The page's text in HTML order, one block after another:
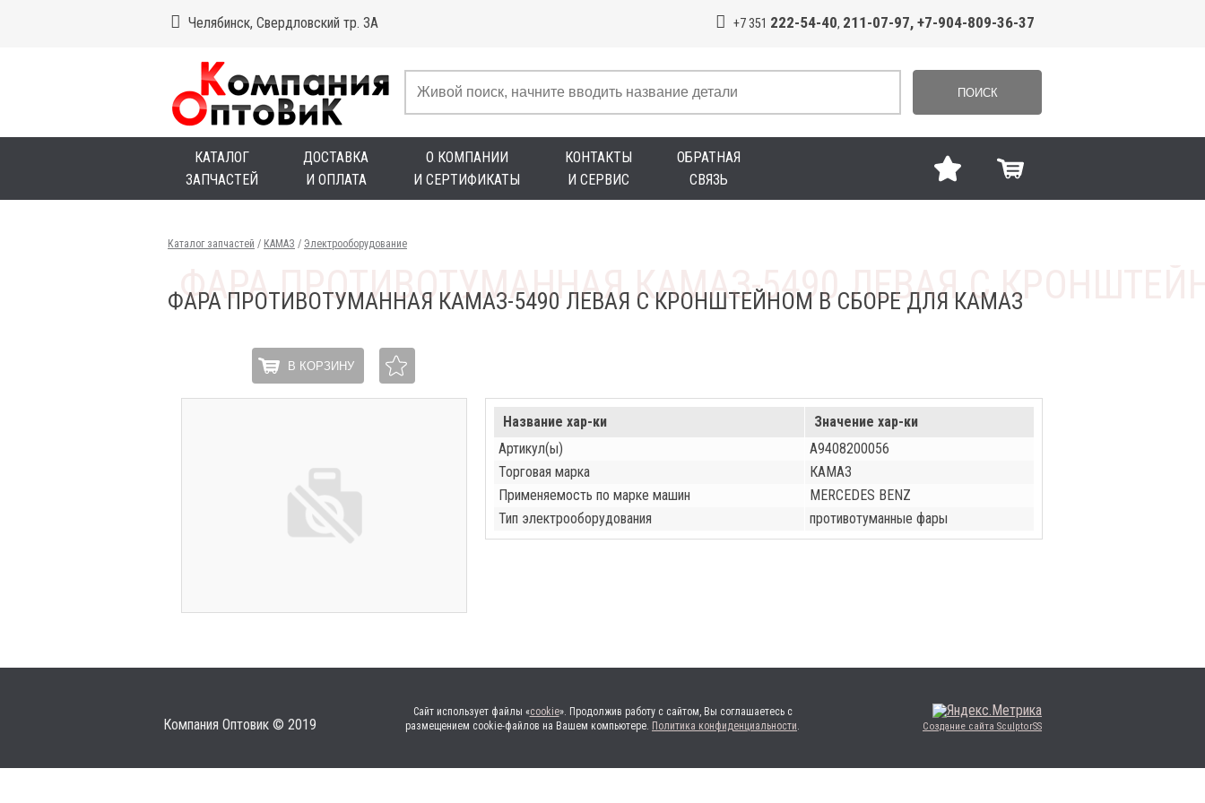
Челябинск, Свердловский тр. 3А +7 351 222-54-40, 211-07-97, +7-904-809-36-37
ПОИСК
КАТАЛОГ
ЗАПЧАСТЕЙ
ДОСТАВКА
И ОПЛАТА
О КОМПАНИИ
И СЕРТИФИКАТЫ
КОНТАКТЫ
И СЕРВИС
ОБРАТНАЯ
СВЯЗЬ
Каталог запчастей / КАМАЗ / Электрооборудование
ФАРА ПРОТИВОТУМАННАЯ КАМАЗ-5490 ЛЕВАЯ С КРОНШТЕЙНОМ В СБОРЕ ДЛЯ КАМАЗ
В КОРЗИНУ
Название хар-ки
Значение хар-ки
Артикул(ы)
A9408200056
Торговая марка
КАМАЗ
Применяемость по марке машин
MERCEDES BENZ
Тип электрооборудования
противотуманные фары
Компания Оптовик © 2019
Сайт использует файлы «cookie». Продолжив работу с сайтом, Вы соглашаетесь с
размещением cookie-файлов на Вашем компьютере. Политика конфиденциальности. Создание сайта SculptorSS